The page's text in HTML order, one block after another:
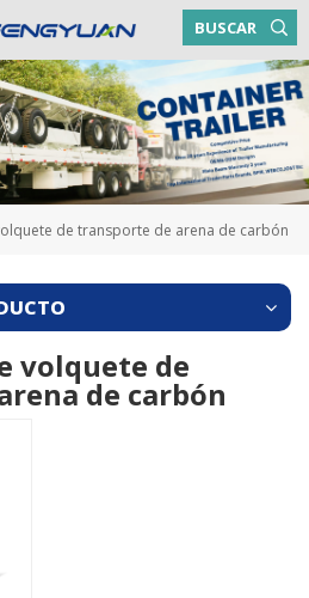
BUSCAR
de transporte de arena de carbón
volquete de
de carbón